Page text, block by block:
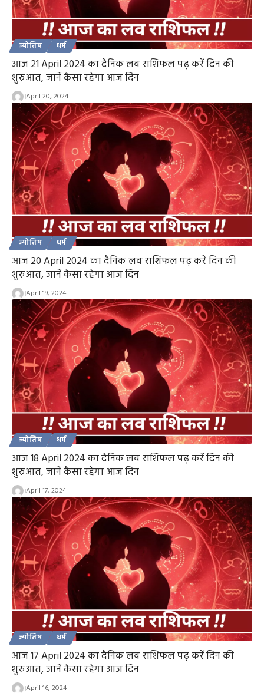
ज्योतिष धर्म
आज 21 April 2024 का दैनिक लव राशिफल पढ़ करें दिन की
शुरुआत, जानें कैसा रहेगा आज दिन
April 20, 2024
ज्योतिष धर्म
आज 20 April 2024 का दैनिक लव राशिफल पढ़ करें दिन की
शुरुआत, जानें कैसा रहेगा आज दिन
April 19, 2024
ज्योतिष धर्म
आज 18 April 2024 का दैनिक लव राशिफल पढ़ करें दिन की
शुरुआत, जानें कैसा रहेगा आज दिन
April 17, 2024
ज्योतिष धर्म
आज 17 April 2024 का दैनिक लव राशिफल पढ़ करें दिन की
शुरुआत, जानें कैसा रहेगा आज दिन
April 16, 2024